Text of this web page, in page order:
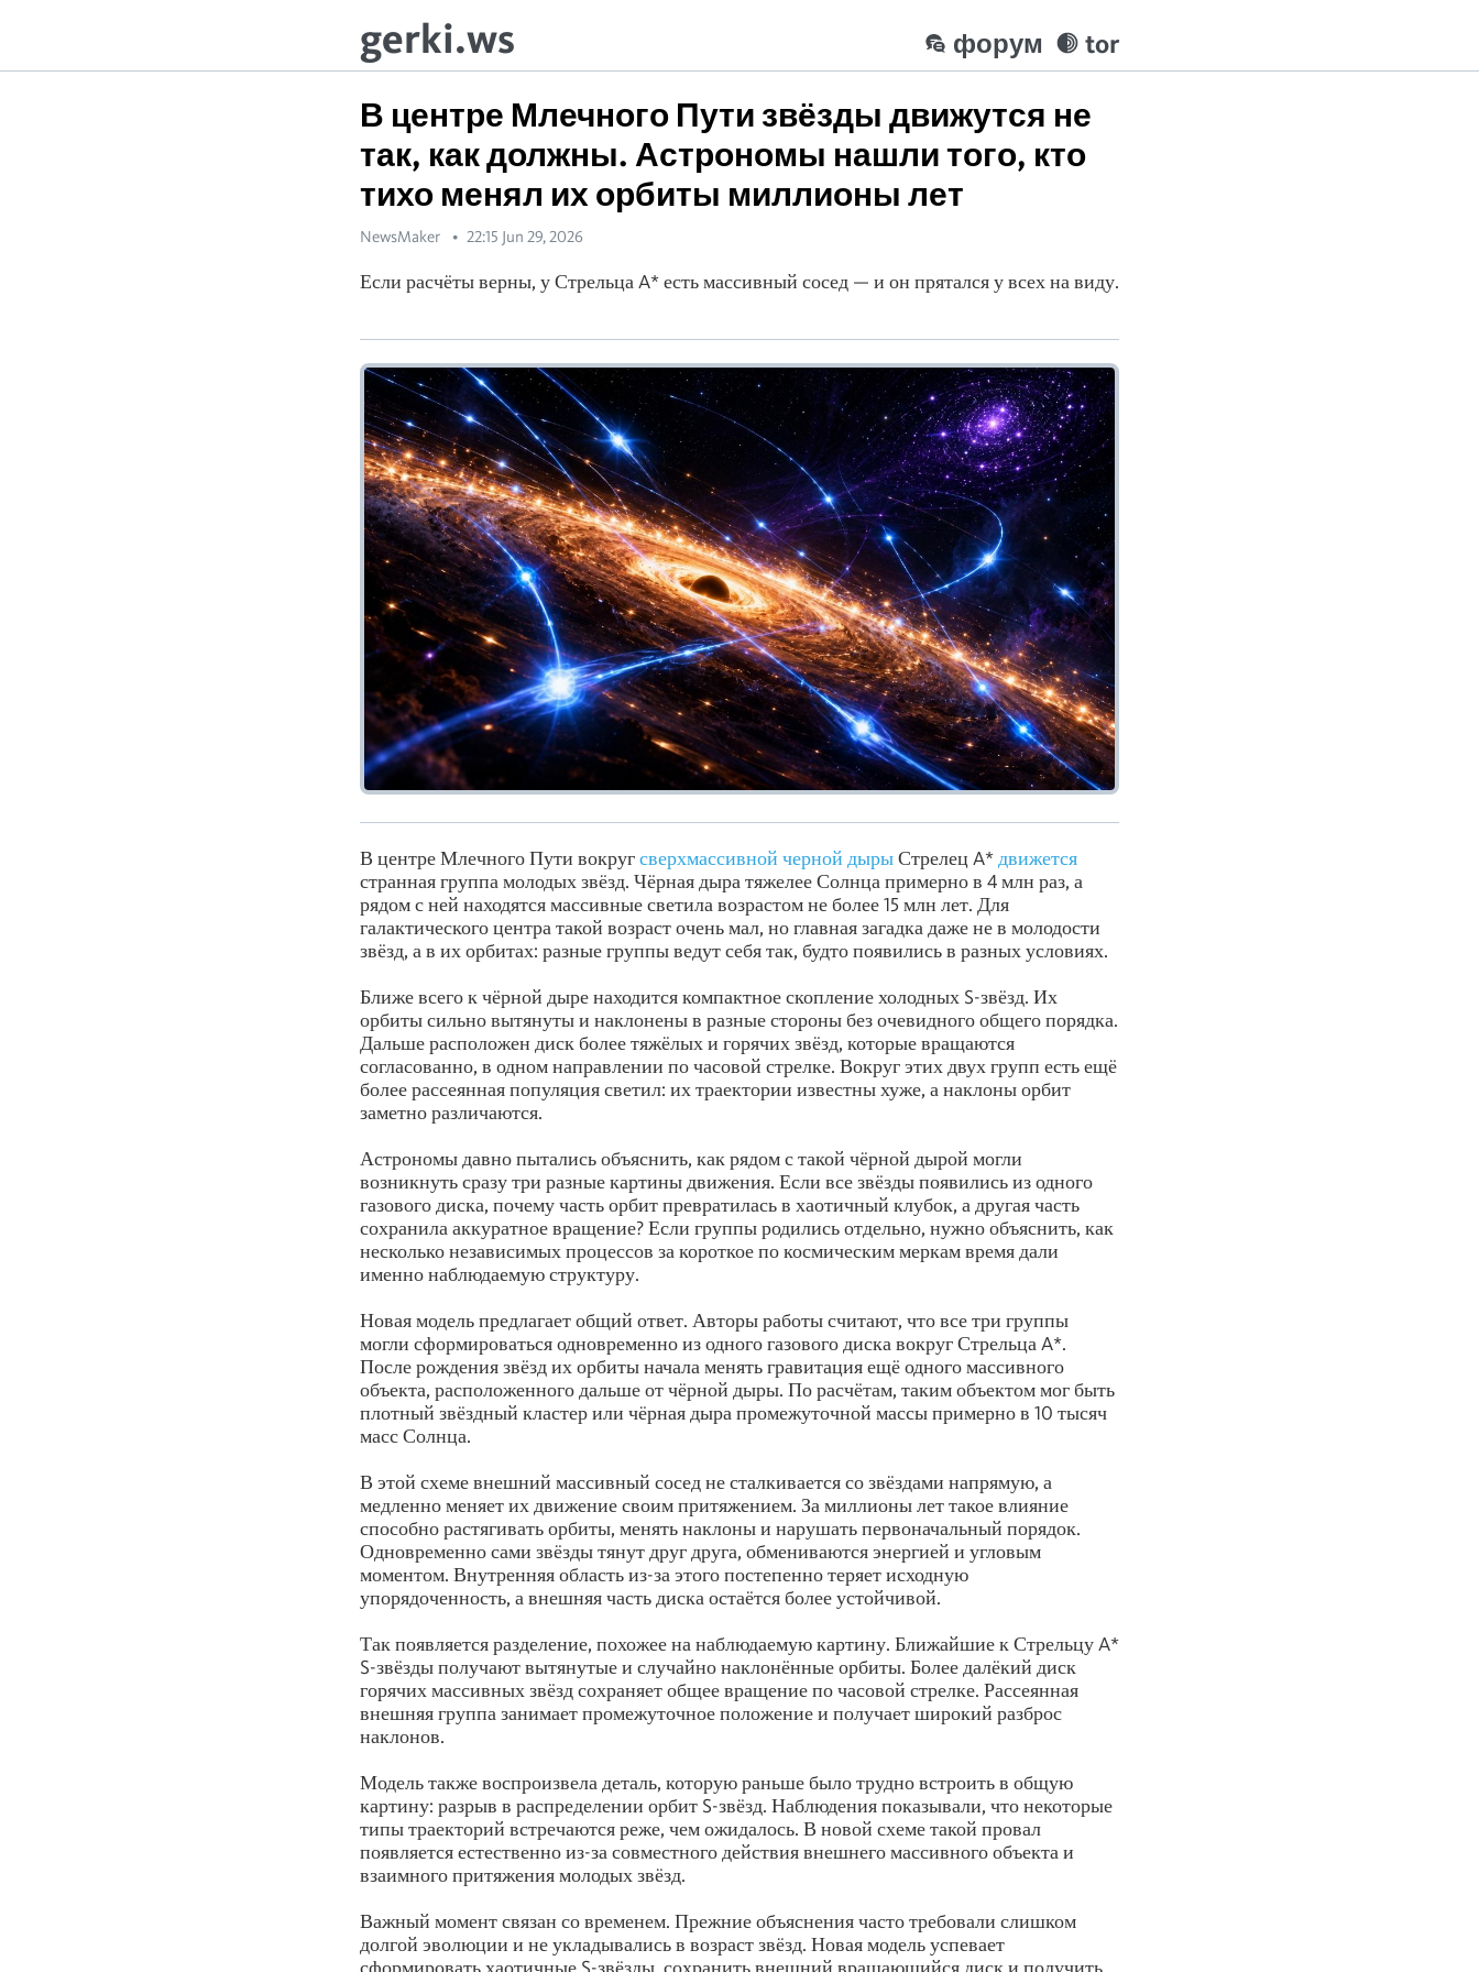
gerki.ws tor
форум
В центре Млечного Пути звёзды движутся не
так, как должны. Астрономы нашли того, кто
тихо менял их орбиты миллионы лет
NewsMaker 22:15 Jun 29, 2026
Если расчёты верны, у Стрельца A* есть массивный сосед — и он прятался у всех на виду.
В центре Млечного Пути вокругсверхмассивной черной дырыСтрелец A* движется
странная группа молодых звёзд. Чёрная дыра тяжелее Солнца примерно в 4 млн раз, а
рядом с ней находятся массивные светила возрастом не более 15 млн лет. Для
галактического центра такой возраст очень мал, но главная загадка даже не в молодости
звёзд, а в их орбитах: разные группы ведут себя так, будто появились в разных условиях.
Ближе всего к чёрной дыре находится компактное скопление холодных S-звёзд. Их
орбиты сильно вытянуты и наклонены в разные стороны без очевидного общего порядка.
Дальше расположен диск более тяжёлых и горячих звёзд, которые вращаются
согласованно, в одном направлении по часовой стрелке. Вокруг этих двух групп есть ещё
более рассеянная популяция светил: их траектории известны хуже, а наклоны орбит
заметно различаются.
Астрономы давно пытались объяснить, как рядом с такой чёрной дырой могли
возникнуть сразу три разные картины движения. Если все звёзды появились из одного
газового диска, почему часть орбит превратилась в хаотичный клубок, а другая часть
сохранила аккуратное вращение? Если группы родились отдельно, нужно объяснить, как
несколько независимых процессов за короткое по космическим меркам время дали
именно наблюдаемую структуру.
Новая модель предлагает общий ответ. Авторы работы считают, что все три группы
могли сформироваться одновременно из одного газового диска вокруг Стрельца A*.
После рождения звёзд их орбиты начала менять гравитация ещё одного массивного
объекта, расположенного дальше от чёрной дыры. По расчётам, таким объектом мог быть
плотный звёздный кластер или чёрная дыра промежуточной массы примерно в 10 тысяч
масс Солнца.
В этой схеме внешний массивный сосед не сталкивается со звёздами напрямую, а
медленно меняет их движение своим притяжением. За миллионы лет такое влияние
способно растягивать орбиты, менять наклоны и нарушать первоначальный порядок.
Одновременно сами звёзды тянут друг друга, обмениваются энергией и угловым
моментом. Внутренняя область из-за этого постепенно теряет исходную
упорядоченность, а внешняя часть диска остаётся более устойчивой.
Так появляется разделение, похожее на наблюдаемую картину. Ближайшие к Стрельцу A*
S-звёзды получают вытянутые и случайно наклонённые орбиты. Более далёкий диск
горячих массивных звёзд сохраняет общее вращение по часовой стрелке. Рассеянная
внешняя группа занимает промежуточное положение и получает широкий разброс
наклонов.
Модель также воспроизвела деталь, которую раньше было трудно встроить в общую
картину: разрыв в распределении орбит S-звёзд. Наблюдения показывали, что некоторые
типы траекторий встречаются реже, чем ожидалось. В новой схеме такой провал
появляется естественно из-за совместного действия внешнего массивного объекта и
взаимного притяжения молодых звёзд.
Важный момент связан со временем. Прежние объяснения часто требовали слишком
долгой эволюции и не укладывались в возраст звёзд. Новая модель успевает
сформировать хаотичные S-звёзды, сохранить внешний вращающийся диск и получить